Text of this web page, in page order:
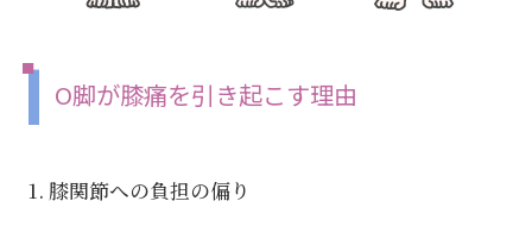
O脚が膝痛を引き起こす理由
1. 膝関節への負担の偏り